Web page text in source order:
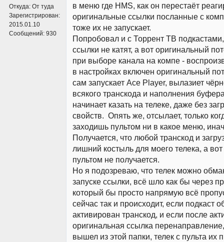
Откуда: От туда
Зарегистрирован:
2015.01.10
Сообщений: 930
в меню где HMS, как он перестаёт
оригинальные ссылки посланные с
тоже их не запускает.
Попробовал и с Торрент ТВ
ссылки не катят, а вот оригинальный
при выборе канала на компе -
в настройках включен оригинальный
сам запускает Ace Player, вылазиет
всякого транскода и наполнения
начинает казать на телеке, даже без
свойств. Опять же, отсылает, только
заходишь пультом ни в какое меню,
Получается, что любой транскод и
лишний костыль для моего телека, а вот
пультом не получается.
Но я подозреваю, что телек можно
запуске ссылки, всё шло как бы через
который бы просто напрямую всё
сейчас так и происходит, если подкаст
активирован транскод, и если после
оригинальная ссылка
вышел из этой папки, телек с пульта их